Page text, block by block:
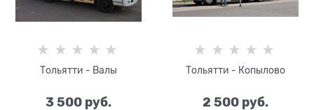
Тольятти - Валы
3 500 руб.
Тольятти - Копылово
2 500 руб.